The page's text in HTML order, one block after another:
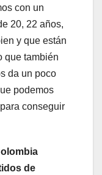
con un
20, 22 años,
y que están
que también
da un poco
podemos
conseguir
de